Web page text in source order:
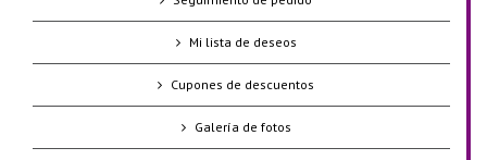
Mi lista de deseos
Cupones de descuentos
Galería de fotos